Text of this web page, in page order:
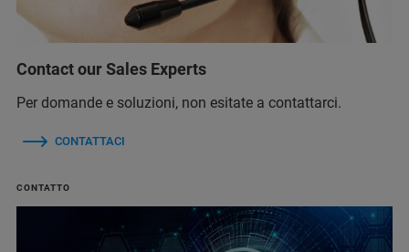
Contact our Sales Experts
Per domande e soluzioni, non esitate a contattarci.
CONTATTACI
CONTATTO